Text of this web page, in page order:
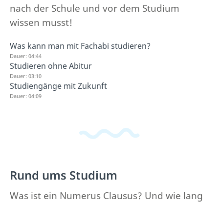
nach der Schule und vor dem Studium
wissen musst!
Was kann man mit Fachabi studieren?
Dauer: 04:44
Studieren ohne Abitur
Dauer: 03:10
Studiengänge mit Zukunft
Dauer: 04:09
Rund ums Studium
Was ist ein Numerus Clausus? Und wie lang